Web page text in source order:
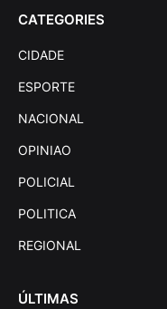
CATEGORIES
CIDADE
ESPORTE
NACIONAL
OPINIAO
POLICIAL
POLITICA
REGIONAL
ÚLTIMAS